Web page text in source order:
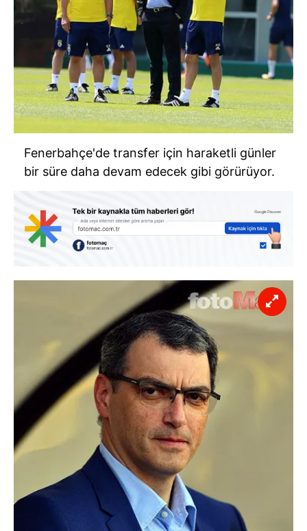
Fenerbahçe'de transfer için haraketli günler
bir süre daha devam edecek gibi görürüyor.